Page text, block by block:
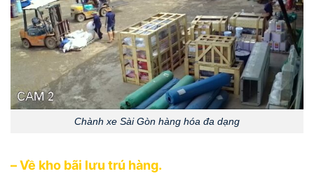
Chành xe Sài Gòn hàng hóa đa dạng
– Về kho bãi lưu trú hàng.